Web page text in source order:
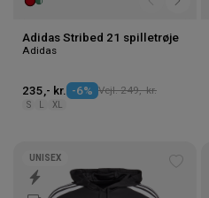
Adidas Stribed 21 spilletrøje
Adidas
235,- kr. -6% Vejl. 249,- kr.
S XL
UNISEX